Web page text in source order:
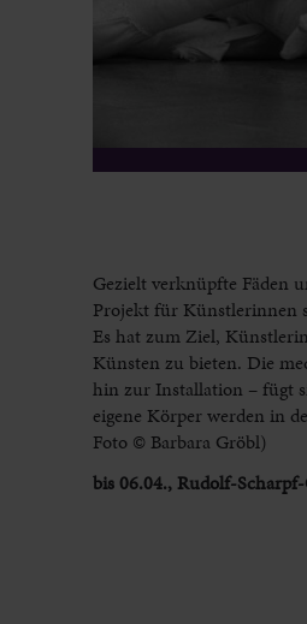
Gezielt verknüpfte Fäden
Projekt für Künstlerinnen
Es hat zum Ziel,
Künsten zu bieten. Die
hin zur Installation – fügt
eigene Körper werden in
Foto © Barbara Gröbl)
bis 06.04., Rudolf-